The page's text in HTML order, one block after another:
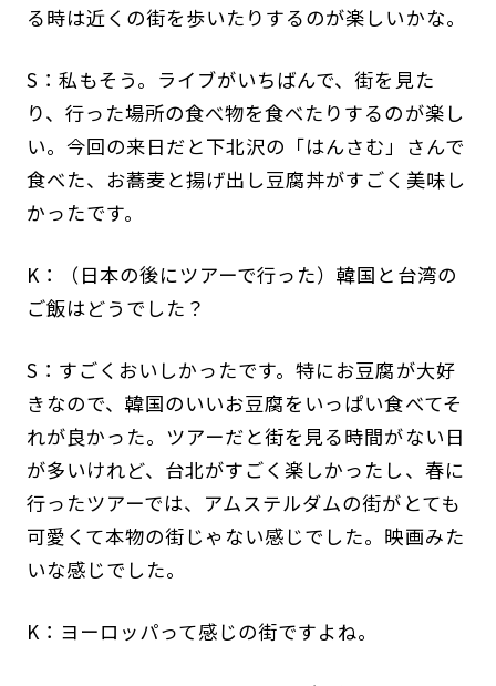
る時は近くの街を歩いたりするのが楽しいかな。
S：私もそう。ライブがいちばんで、街を見た
り、行った場所の食べ物を食べたりするのが楽し
い。今回の来日だと下北沢の「はんさむ」さんで
食べた、お蕎麦と揚げ出し豆腐丼がすごく美味し
かったです。
K：（日本の後にツアーで行った）韓国と台湾の
ご飯はどうでした？
S：すごくおいしかったです。特にお豆腐が大好
きなので、韓国のいいお豆腐をいっぱい食べてそ
れが良かった。ツアーだと街を見る時間がない日
が多いけれど、台北がすごく楽しかったし、春に
行ったツアーでは、アムステルダムの街がとても
可愛くて本物の街じゃない感じでした。映画みた
いな感じでした。
K：ヨーロッパって感じの街ですよね。